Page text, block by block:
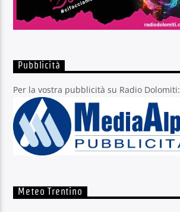
Pubblicità
Per la vostra pubblicità su Radio Dolomiti:
Meteo Trentino